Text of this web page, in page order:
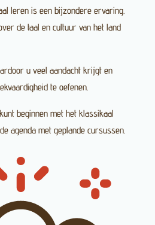
leren is een bijzondere ervaring.
de taal en cultuur van het land
u veel aandacht krijgt en
te oefenen.
beginnen met het klassikaal
agenda met geplande cursussen.